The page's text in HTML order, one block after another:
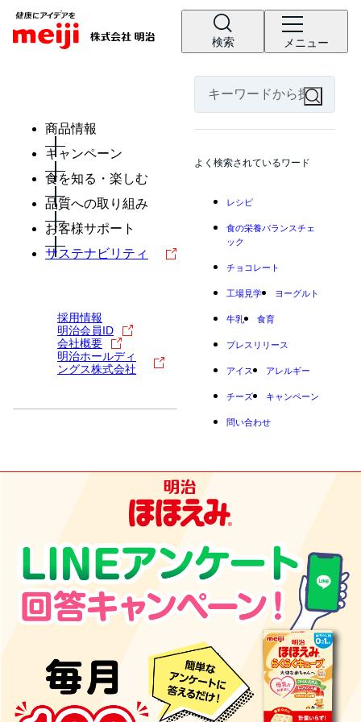
検索 メニュー
商品情報
キャンペーン
食を知る・楽しむ
品質への取り組み
お客様サポート
サステナビリティ
採用情報
明治会員ID
会社概要
明治ホールディ
ングス株式会社
よく検索されているワード
レシピ
食の栄養バランスチェ
ック
チョコレート
工場見学 ヨーグルト
牛乳 食育
プレスリリース
アイス アレルギー
チーズ キャンペーン
問い合わせ